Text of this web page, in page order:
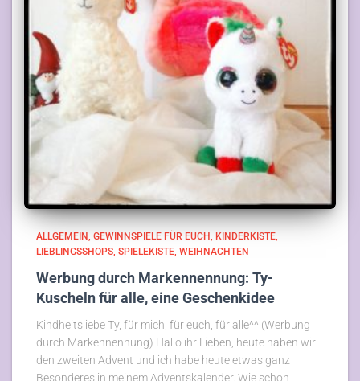
ALLGEMEIN GEWINNSPIELE FÜR EUCH
KINDERKISTE
LIEBLINGSSHOPS SPIELEKISTE WEIHNACHTEN
Werbung durch Markennennung: Ty-
Kuscheln für alle, eine Geschenkidee
Kindheitsliebe Ty, für mich, für euch, für alle^^ (Werbung
durch Markennennung) Hallo ihr Lieben, heute haben wir
den zweiten Advent und ich habe heute etwas ganz
Besonderes in meinem Adventskalender. Wie schon